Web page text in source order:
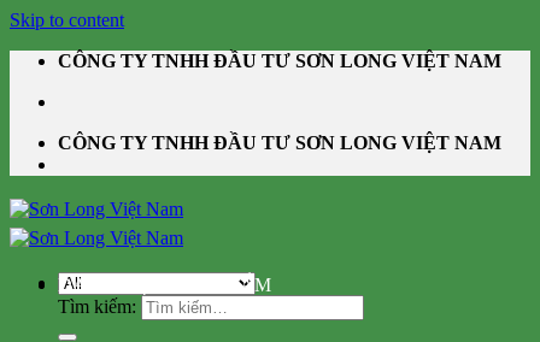
Skip to content
CÔNG TY TNHH ĐẦU TƯ SƠN LONG VIỆT NAM
CÔNG TY TNHH ĐẦU TƯ SƠN LONG VIỆT NAM
Tìm kiếm:
DANH MỤC SẢN PHẨM